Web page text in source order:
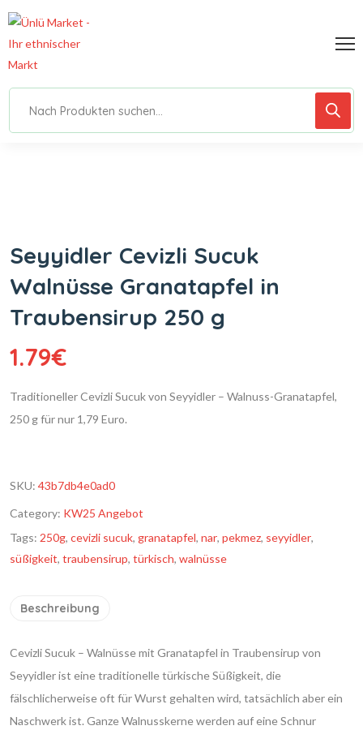
Seyyidler Cevizli Sucuk
Walnüsse Granatapfel in
Traubensirup 250 g
1.79€
Traditioneller Cevizli Sucuk von Seyyidler – Walnuss-Granatapfel,
250 g für nur 1,79 Euro.
SKU: 43b7db4e0ad0
Category: KW25 Angebot
Tags: 250g, cevizli sucuk, granatapfel, nar, pekmez, seyyidler,
süßigkeit, traubensirup, türkisch, walnüsse
Beschreibung
Cevizli Sucuk – Walnüsse mit Granatapfel in Traubensirup von
Seyyidler ist eine traditionelle türkische Süßigkeit, die
fälschlicherweise oft für Wurst gehalten wird, tatsächlich aber ein
Naschwerk ist. Ganze Walnusskerne werden auf eine Schnur